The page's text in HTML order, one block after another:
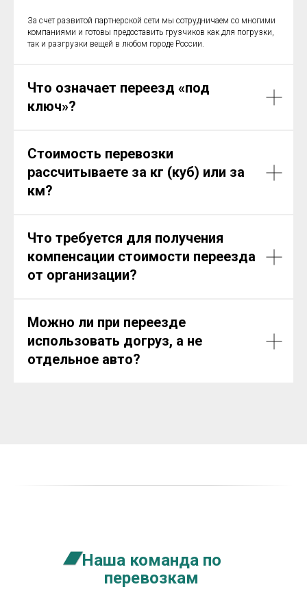
За счет развитой партнерской сети мы сотрудничаем со многими
компаниями и готовы предоставить грузчиков как для погрузки,
так и разгрузки вещей в любом городе России.
Что означает переезд «под
ключ»?
Стоимость перевозки
рассчитываете за кг (куб) или за
км?
Что требуется для получения
компенсации стоимости переезда
от организации?
Можно ли при переезде
использовать догруз, а не
отдельное авто?
Наша команда по
перевозкам